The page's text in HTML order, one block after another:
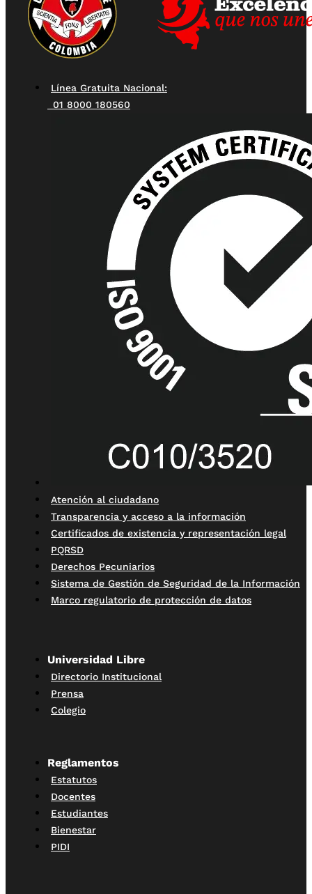
Línea Gratuita Nacional:
01 8000 180560
Atención al ciudadano
Transparencia y acceso a la información
Certificados de existencia y representación legal
PQRSD
Derechos Pecuniarios
Sistema de Gestión de Seguridad de la Información
Marco regulatorio de protección de datos
Universidad Libre
Directorio Institucional
Prensa
Colegio
Reglamentos
Estatutos
Docentes
Estudiantes
Bienestar
PIDI